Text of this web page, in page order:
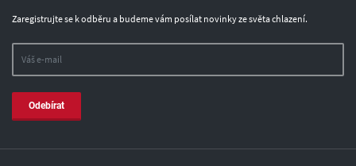
Zaregistrujte se k odběru a budeme vám posílat novinky ze světa chlazení.
Odebírat